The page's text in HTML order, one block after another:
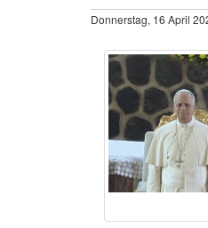
Donnerstag, 16 April